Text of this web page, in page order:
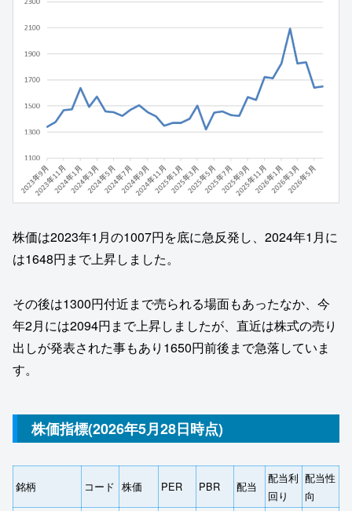
株価は2023年1月の1007円を底に急反発し、2024年1月に
は1648円まで上昇しました。
その後は1300円付近まで売られる場面もあったなか、今
年2月には2094円まで上昇しましたが、直近は株式の売り
出しが発表された事もあり1650円前後まで急落していま
す。
株価指標(2026年5月28日時点)
銘柄 コード 株価 PER PBR 配当
配当利
回り
配当性
向